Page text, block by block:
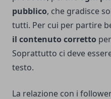
pubblico, che gradisce
tutti. Per cui per partire
il contenuto corretto
Soprattutto ci deve
testo.
La relazione con i